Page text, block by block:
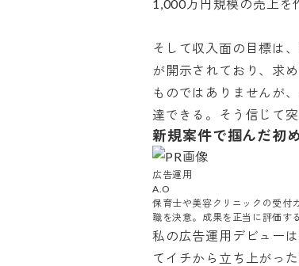
1,000万円規模の売上を
そして収入面の目標は
が開示されており、求
ものではありませんが
達できる。そう信じて
新規案件で掴んだ初
広告運用
A.O
保育士や美容クリニックの受付
職を決意。成果を正当に評価す
私の広告運用デビュー
てイチから立ち上がっ